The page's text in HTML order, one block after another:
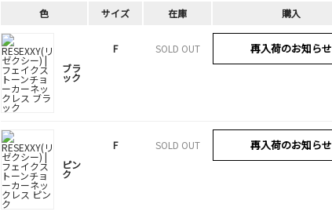
色 サイズ 在庫 購入
ブラ
ック
F SOLD OUT 再入荷のお知らせ
ピン
ク
F SOLD OUT 再入荷のお知らせ